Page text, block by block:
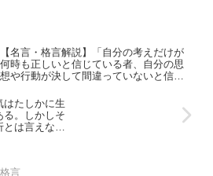
【名言・格言解説】「自分の考えだけが
何時も正しいと信じている者、自分の思
想や行動が決して間違っていないと信じ
響や迷惑に気づかぬ者、そのために他人
を不幸にしているのに一向に無頓着な
者、それを善魔という。」by 遠藤周作 の
深い意味と得られる教訓
はたしかに生
る。しかしそ
とは言えない
言